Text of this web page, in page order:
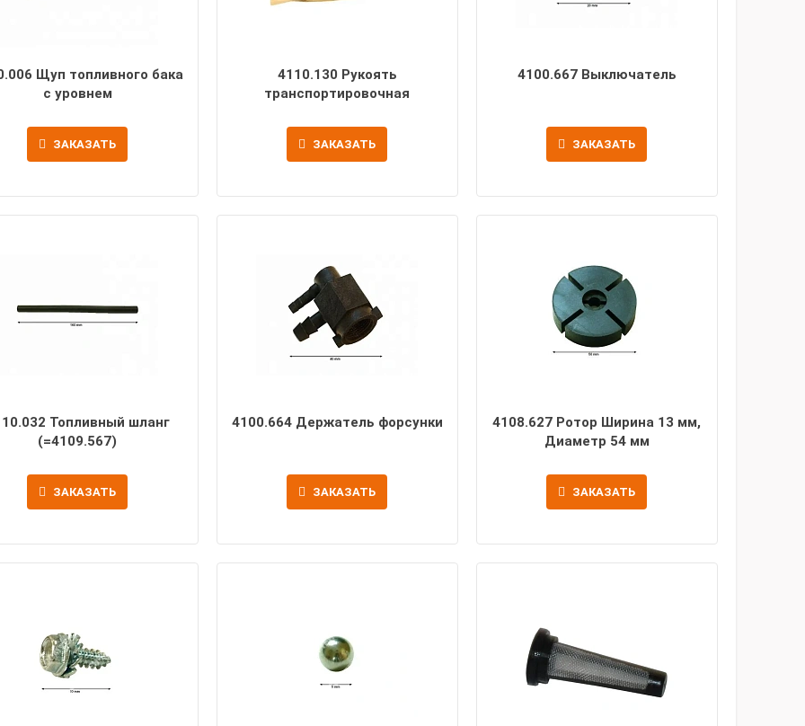
Щуп топливного бака
с уровнем
ЗАКАЗАТЬ
4110.130 Рукоять
транспортировочная
ЗАКАЗАТЬ
4100.667 Выключатель
ЗАКАЗАТЬ
Топливный шланг
(=4109.567)
ЗАКАЗАТЬ
4100.664 Держатель форсунки
ЗАКАЗАТЬ
4108.627 Ротор Ширина 13 мм,
Диаметр 54 мм
ЗАКАЗАТЬ